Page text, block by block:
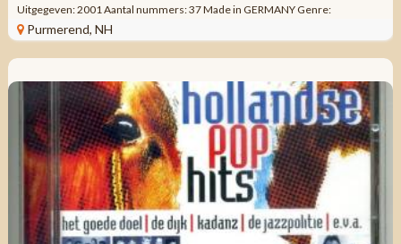
Uitgegeven: 2001 Aantal nummers: 37 Made in GERMANY Genre:
VERZAMEL POP, ROCK Kwaliteit: ALS ...
Purmerend, NH